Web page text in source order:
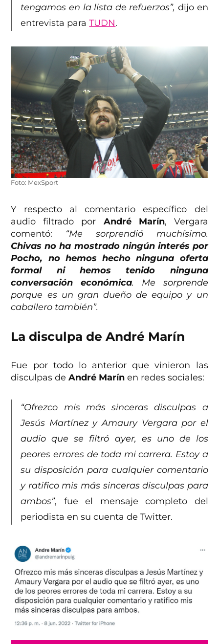
tengamos en la lista de refuerzos”, dijo en
entrevista paraTUDN.
Foto: MexSport
Y respecto al comentario específico del
audio filtrado por André Marín, Vergara
comentó: “Me sorprendió muchísimo.
Chivas no ha mostrado ningún interés por
Pocho, no hemos hecho ninguna oferta
formal ni hemos tenido ninguna
conversación económica. Me sorprende
porque es un gran dueño de equipo y un
caballero también”.
La disculpa de André Marín
Fue por todo lo anterior que vinieron las
disculpas deAndré Marínen redes sociales:
“Ofrezco mis más sinceras disculpas a
Jesús Martínez y Amaury Vergara por el
audio que se filtró ayer, es uno de los
peores errores de toda mi carrera. Estoy a
su disposición para cualquier comentario
y ratifico mis más sinceras disculpas para
ambos”, fue el mensaje completo del
periodista en su cuenta de Twitter.